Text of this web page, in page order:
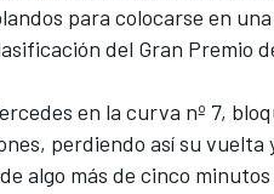
para colocarse en
del Gran Premio
en la curva nº 7,
perdiendo así su vuelta
algo más de cinco